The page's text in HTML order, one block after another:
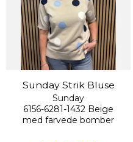
Sunday Strik Bluse
Sunday
6156-6281-1432 Beige
med farvede bomber